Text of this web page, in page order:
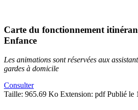
Carte du fonctionnement
Enfance
Les animations sont réservées aux
gardes à domicile
Consulter
Taille: 965.69 Ko Extension: pdfPublié le